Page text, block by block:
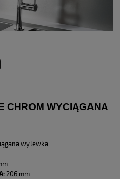
CHROM WYCIĄGANA
wylewka
206 mm